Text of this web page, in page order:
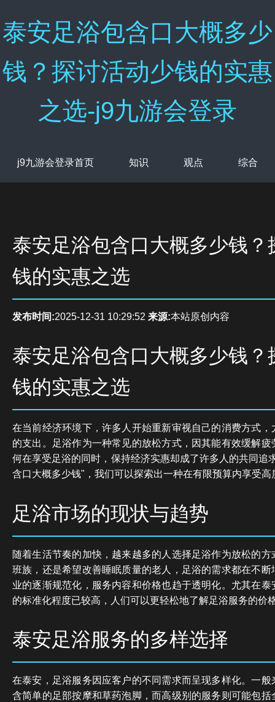
泰安足浴包含口大概多少
钱？探讨活动少钱的实惠
之选-j9九游会登录
j9九游会登录首页 知识 观点 综合
泰安足浴包含口大概多少钱？
钱的实惠之选
发布时间:2025-12-31 10:29:52 来源:本站原创内容
泰安足浴包含口大概多少钱？
钱的实惠之选
在当前经济环境下，许多人开始重新审视自己的消费方式
的支出。足浴作为一种常见的放松方式，因其能有效缓解
何在享受足浴的同时，保持经济实惠却成了许多人的共同追
含口大概多少钱"，我们可以探索出一种在有限预算内享受
足浴市场的现状与趋势
随着生活节奏的加快，越来越多的人选择足浴作为放松的
班族，还是希望改善睡眠质量的老人，足浴的需求都在不
业的逐渐规范化，服务内容和价格也趋于透明化。尤其在
的标准化程度已较高，人们可以更轻松地了解足浴服务的价
泰安足浴服务的多样选择
在泰安，足浴服务因应客户的不同需求而呈现多样化。一
含简单的足部按摩和草药泡脚，而高级别的服务则可能包